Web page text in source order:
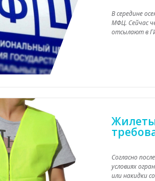
В середине
МФЦ. Сейчас
отсылают в
Согласно
условиях
или накидки